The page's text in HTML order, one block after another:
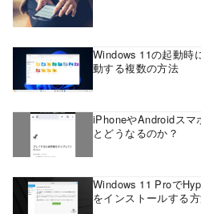
Windows 11の起動時
動する複数の方法
iPhoneやAndroidスマ
とどうなるのか？
Windows 11 Proで
をインストールする